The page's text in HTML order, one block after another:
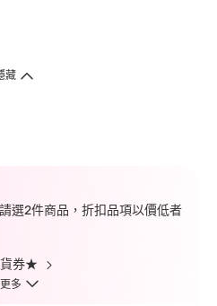
藏
選2件商品，折扣品項以價低者
券★
多